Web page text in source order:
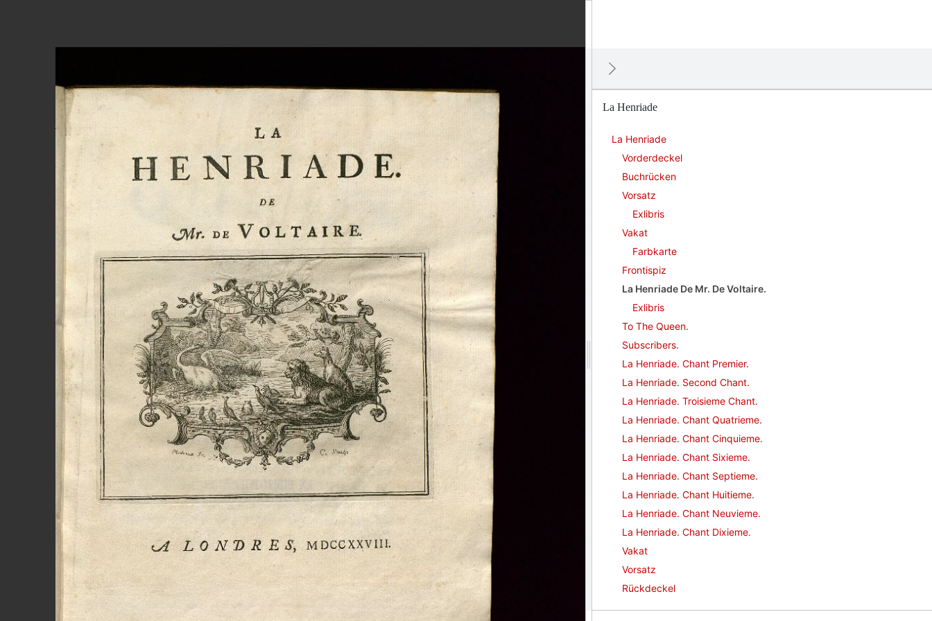
La Henriade
La Henriade
Vorderdeckel
Buchrücken
Vorsatz
Exlibris
Vakat
Farbkarte
Frontispiz
La Henriade De Mr. De Voltaire.
Exlibris
To The Queen.
Subscribers.
La Henriade. Chant Premier.
La Henriade. Second Chant.
La Henriade. Troisieme Chant.
La Henriade. Chant Quatrieme.
La Henriade. Chant Cinquieme.
La Henriade. Chant Sixieme.
La Henriade. Chant Septieme.
La Henriade. Chant Huitieme.
La Henriade. Chant Neuvieme.
La Henriade. Chant Dixieme.
Vakat
Vorsatz
Rückdeckel